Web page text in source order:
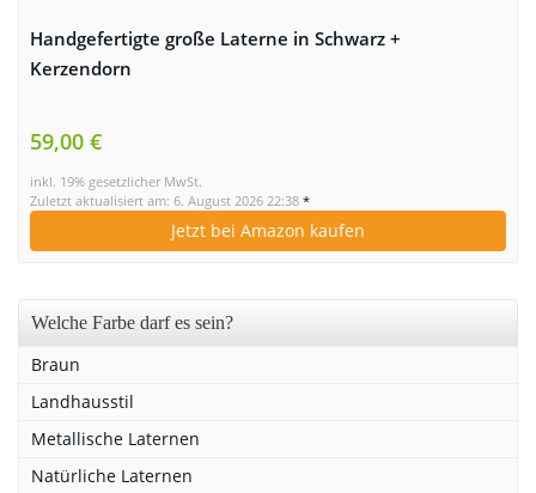
Handgefertigte große Laterne in Schwarz +
Kerzendorn
59,00 €
inkl. 19% gesetzlicher MwSt.
Zuletzt aktualisiert am: 6. August 2026 22:38 *
Jetzt bei Amazon kaufen
Welche Farbe darf es sein?
Braun
Landhausstil
Metallische Laternen
Natürliche Laternen